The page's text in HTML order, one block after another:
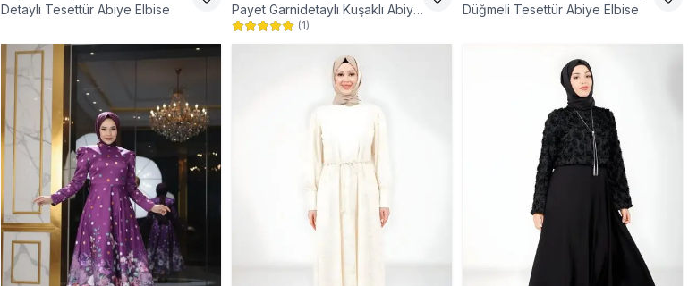
Detaylı Tesettür Abiye Elbise
Payet Garnidetaylı Kuşaklı Abiye
Elbise
(1)
Düğmeli Tesettür Abiye Elbise